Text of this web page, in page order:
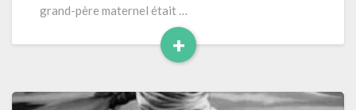
grand-père maternel était …
+
Read